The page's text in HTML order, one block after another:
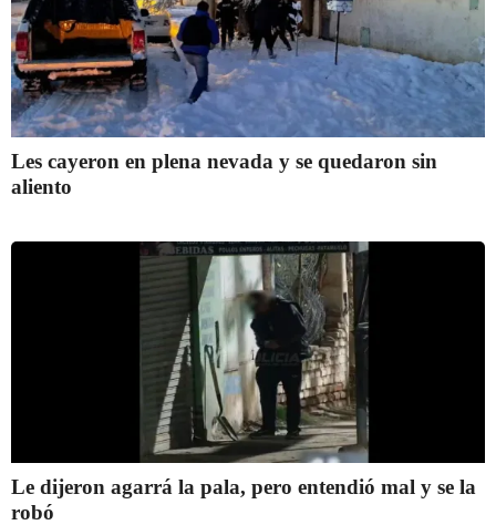
Les cayeron en plena nevada y se quedaron sin
aliento
Le dijeron agarrá la pala, pero entendió mal y se la
robó